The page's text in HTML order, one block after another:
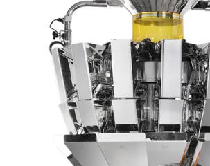
EEN
OFFERTE
SITEMAP
PRIVACYBELEID